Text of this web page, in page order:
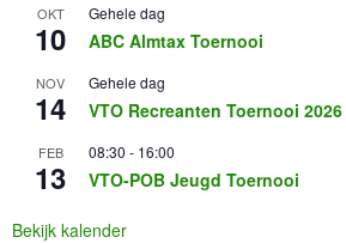
OKT
10
Gehele dag
ABC Almtax Toernooi
NOV
14
Gehele dag
VTO Recreanten Toernooi 2026
FEB
13
08:30 - 16:00
VTO-POB Jeugd Toernooi
Bekijk kalender